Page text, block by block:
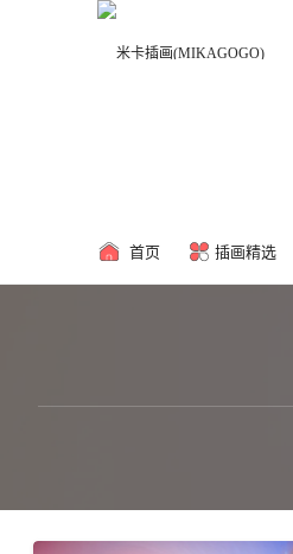
首页 插画精选